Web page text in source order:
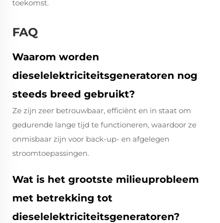
toekomst.
FAQ
Waarom worden
dieselelektriciteitsgeneratoren nog
steeds breed gebruikt?
Ze zijn zeer betrouwbaar, efficiënt en in staat om
gedurende lange tijd te functioneren, waardoor ze
onmisbaar zijn voor back-up- en afgelegen
stroomtoepassingen.
Wat is het grootste milieuprobleem
met betrekking tot
dieselelektriciteitsgeneratoren?